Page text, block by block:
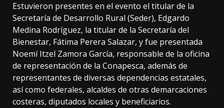
Estuvieron presentes en el evento el titular de la
Secretaría de Desarrollo Rural (Seder), Edgardo
Medina Rodríguez, la titular de la Secretaría del
Bienestar, Fátima Perera Salazar, y fue presentada
Noemí Itzel Zamora García, responsable de la oficina
de representación de la Conapesca, además de
representantes de diversas dependencias estatales,
así como federales, alcaldes de otras demarcaciones
costeras, diputados locales y beneficiarios.